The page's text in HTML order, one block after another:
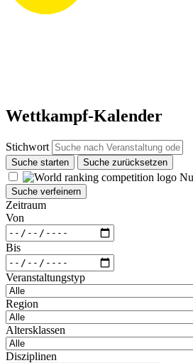
Wettkampf-Kalender
Stichwort
Suche starten Suche zurücksetzen
Suche verfeinern
Zeitraum
Von
Bis
Veranstaltungstyp
Region
Altersklassen
Disziplinen